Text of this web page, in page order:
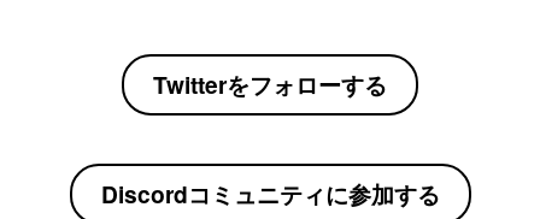
Twitterをフォローする
Discordコミュニティに参加する